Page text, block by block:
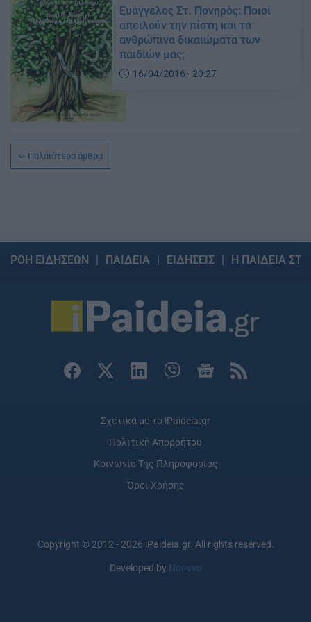
Ευάγγελος Στ. Πονηρός: Ποιοί
απειλούν την πίστη και τα
ανθρώπινα δικαιώματα των
παιδιών μας;
16/04/2016 - 20:27
Παλαιότερα άρθρα
ΡΟΗ ΕΙΔΗΣΕΩΝ ΠΑΙΔΕΙΑ ΕΙΔΗΣΕΙΣ Η ΠΑΙΔΕΙΑ
Σχετικά με το iPaideia.gr
Πολιτική Απορρήτου
Κοινωνία Της Πληροφορίας
Όροι Χρήσης
Copyright © 2012 - 2026 iPaideia.gr. All rights reserved.
Developed by